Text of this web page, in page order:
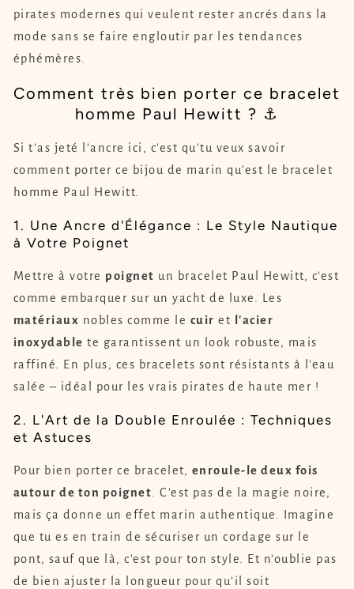
pirates modernes qui veulent rester ancrés dans la
mode sans se faire engloutir par les tendances
éphémères.
Comment très bien porter ce bracelet
homme Paul Hewitt ? ⚓
Si t'as jeté l'ancre ici, c'est qu'tu veux savoir
comment porter ce bijou de marin qu'est le bracelet
homme Paul Hewitt.
1. Une Ancre d'Élégance : Le Style Nautique
à Votre Poignet
Mettre à votre poignet un bracelet Paul Hewitt, c'est
comme embarquer sur un yacht de luxe. Les
matériaux nobles comme le cuir et
l'acier
inoxydable te garantissent un look robuste, mais
raffiné. En plus, ces bracelets sont résistants à l'eau
salée – idéal pour les vrais pirates de haute mer !
2. L'Art de la Double Enroulée : Techniques
et Astuces
Pour bien porter ce bracelet, enroule-le deux fois
autour de ton poignet. C'est pas de la magie noire,
mais ça donne un effet marin authentique. Imagine
que tu es en train de sécuriser un cordage sur le
pont, sauf que là, c'est pour ton style. Et n’oublie pas
de bien ajuster la longueur pour qu’il soit